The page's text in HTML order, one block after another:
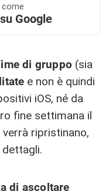
come
Google
di gruppo (sia
e non è quindi
iOS, né da
fine settimana il
ripristinano,
di ascoltare